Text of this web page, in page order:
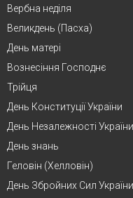
Вербна неділя
Великдень (Пасха)
День матері
Вознесіння Господнє
Трійця
День Конституції України
День Незалежності України
День знань
Геловін (Хелловін)
День Збройних Сил України